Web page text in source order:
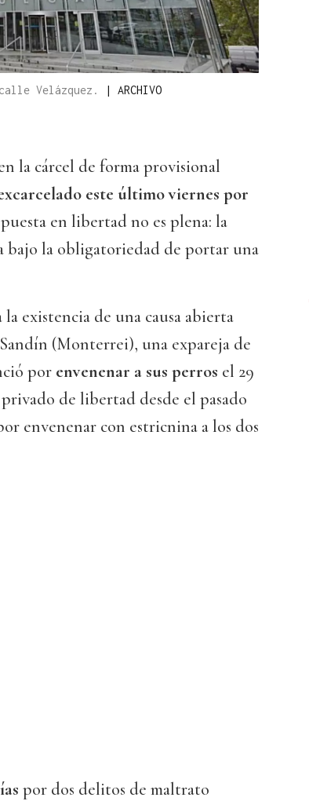
Velázquez. | ARCHIVO
la cárcel de forma provisional
este último viernes por
en libertad no es plena: la
bajo la obligatoriedad de portar una
existencia de una causa abierta
(Monterrei), una expareja de
por envenenar a sus perros el 29
de libertad desde el pasado
envenenar con estricnina a los dos
por dos delitos de maltrato